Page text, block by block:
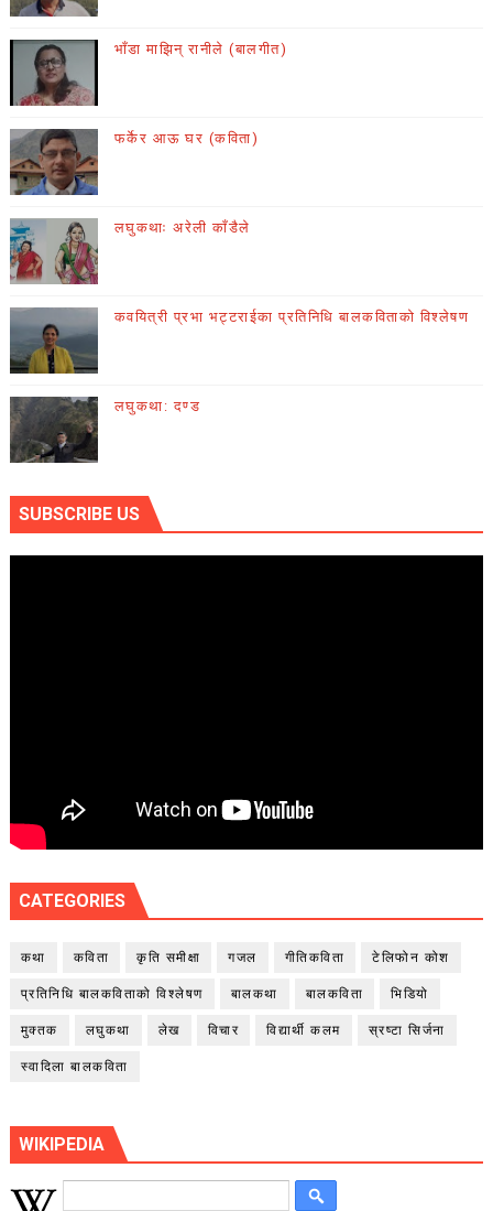
भाँडा माझिन् रानीले (बालगीत)
फर्केर आऊ घर (कविता)
लघुकथाः अरेली काँडैले
कवयित्री प्रभा भट्टराईका प्रतिनिधि बालकविताको विश्लेषण
लघुकथा: दण्ड
SUBSCRIBE US
CATEGORIES
कथा कविता कृति समीक्षा गजल गीतिकविता टेलिफोन कोश
प्रतिनिधि बालकविताको विश्लेषण बालकथा बालकविता भिडियो
मुक्तक लघुकथा लेख विचार विद्यार्थी कलम स्रष्टा सिर्जना
स्वादिला बालकविता
WIKIPEDIA